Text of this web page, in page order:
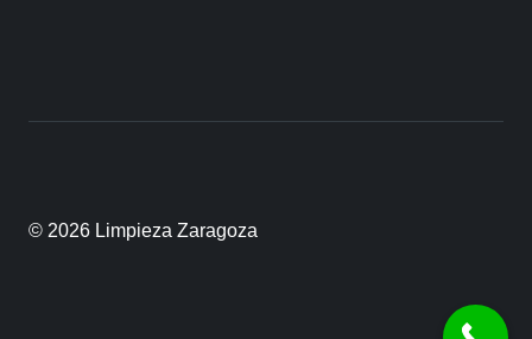
© 2026 Limpieza Zaragoza